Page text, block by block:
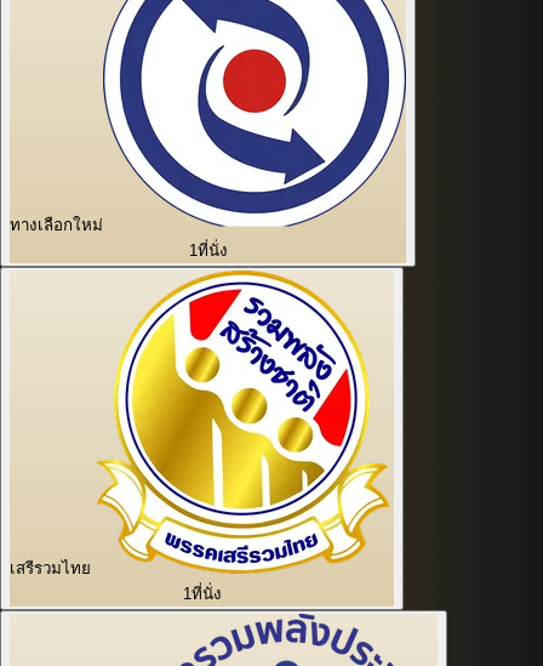
ทางเลือกใหม่
1ที่นั่ง
เสรีรวมไทย
1ที่นั่ง